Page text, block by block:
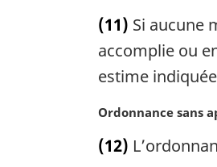
e
g
i
a
e
:
t
e
a
g
i
n
(11) Si aucune
accomplie ou
estime
N
t
Ordonnance sans
(12)